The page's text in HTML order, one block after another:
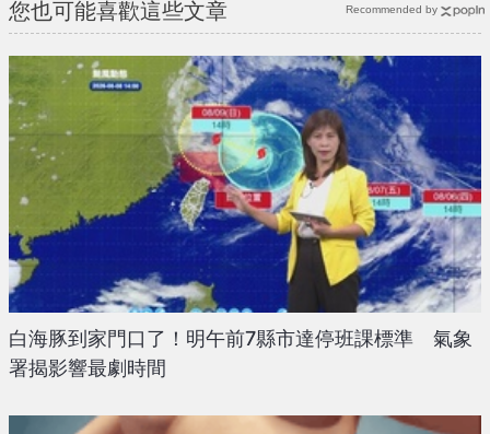
您也可能喜歡這些文章
白海豚到家門口了！明午前7縣市達停班課標準 氣象
署揭影響最劇時間
Recommended by